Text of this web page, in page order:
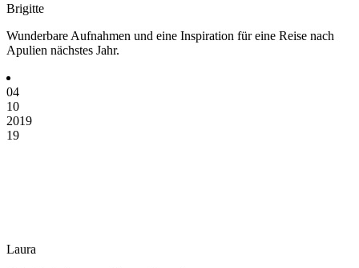
Brigitte
Wunderbare Aufnahmen und eine Inspiration für eine Reise nach
Apulien nächstes Jahr.
04
10
2019
19
Laura